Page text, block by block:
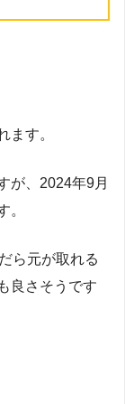
ます。
が、2024年9月
。
ら元が取れる
良さそうです